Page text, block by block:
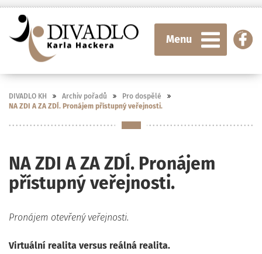
Menu
DIVADLO KH Archiv pořadů
Pro dospělé
NA ZDI A ZA ZDÍ. Pronájem přístupný veřejnosti.
NA ZDI A ZA ZDÍ. Pronájem
přístupný veřejnosti.
Pronájem otevřený veřejnosti.
Virtuální realita versus reálná realita.